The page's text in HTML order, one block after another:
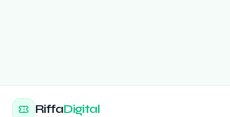
RiffaDigital